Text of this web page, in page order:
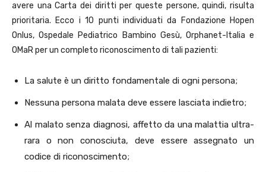
avere una Carta dei diritti per queste persone, quindi, risulta
prioritaria. Ecco i 10 punti individuati da Fondazione Hopen
Onlus, Ospedale Pediatrico Bambino Gesù, Orphanet-Italia e
OMaR per un completo riconoscimento di tali pazienti:
La salute è un diritto fondamentale di ogni persona;
Nessuna persona malata deve essere lasciata indietro;
Al malato senza diagnosi, affetto da una malattia ultra-
rara o non conosciuta, deve essere assegnato un
codice di riconoscimento;